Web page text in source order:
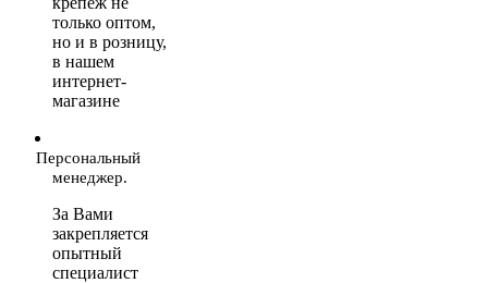
только оптом,
но и в розницу,
в нашем
интернет-
магазине
Персональный
менеджер.
За Вами
закрепляется
опытный
специалист